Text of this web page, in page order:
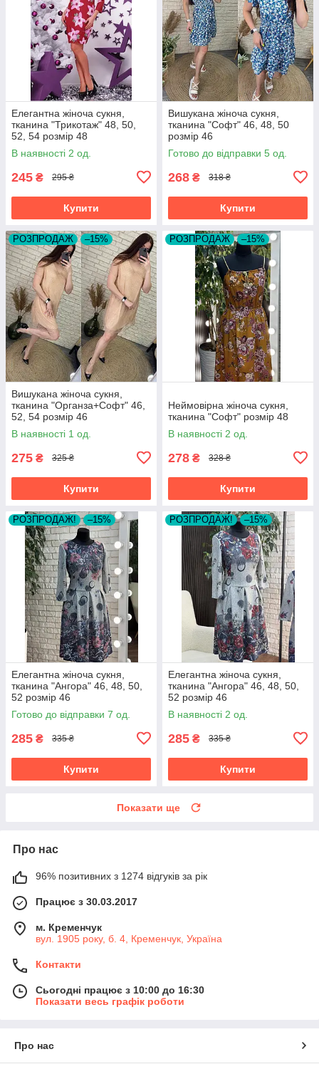
Елегантна жіноча сукня,
тканина "Трикотаж" 48, 50,
52, 54 розмір 48
В наявності 2 од.
245 ₴ 295 ₴
Купити
Вишукана жіноча сукня,
тканина "Софт" 46, 48, 50
розмір 46
Готово до відправки 5 од.
268 ₴ 318 ₴
Купити
РОЗПРОДАЖ –15%
Вишукана жіноча сукня,
тканина "Органза+Софт" 46,
52, 54 розмір 46
В наявності 1 од.
275 ₴ 325 ₴
Купити
РОЗПРОДАЖ –15%
Неймовірна жіноча сукня,
тканина "Софт" розмір 48
В наявності 2 од.
278 ₴ 328 ₴
Купити
РОЗПРОДАЖ! –15%
Елегантна жіноча сукня,
тканина "Ангора" 46, 48, 50,
52 розмір 46
Готово до відправки 7 од.
285 ₴ 335 ₴
Купити
РОЗПРОДАЖ! –15%
Елегантна жіноча сукня,
тканина "Ангора" 46, 48, 50,
52 розмір 46
В наявності 2 од.
285 ₴ 335 ₴
Купити
Показати ще
Про нас
96% позитивних з 1274 відгуків за рік
Працює з 30.03.2017
м. Кременчук
вул. 1905 року, б. 4, Кременчук, Україна
Контакти
Сьогодні працює з 10:00 до 16:30
Показати весь графік роботи
Про нас